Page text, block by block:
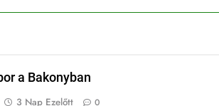
a Bakonyban
3 Nap Ezelőtt 0